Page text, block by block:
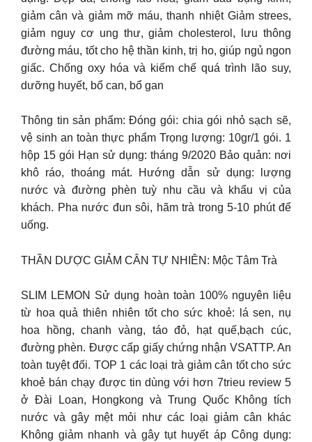
giảm cân và giảm mỡ máu, thanh nhiệt Giảm strees,
giảm nguy cơ ung thư, giảm cholesterol, lưu thông
đường máu, tốt cho hệ thần kinh, trị ho, giúp ngủ ngon
giấc. Chống oxy hóa và kiếm chế quá trình lão suy,
dưỡng huyết, bổ can, bổ gan
Thông tin sản phẩm: Đóng gói: chia gói nhỏ sạch sẽ,
vệ sinh an toàn thực phẩm Trọng lượng: 10gr/1 gói. 1
hộp 15 gói Hạn sử dụng: tháng 9/2020 Bảo quản: nơi
khô ráo, thoáng mát. Hướng dẫn sử dụng: lượng
nước và đường phèn tuỳ nhu cầu và khẩu vị của
khách. Pha nước đun sôi, hãm trà trong 5-10 phút để
uống.
THẦN DƯỢC GIẢM CÂN TỰ NHIÊN: Mộc Tâm Trà
SLIM LEMON Sử dụng hoàn toàn 100% nguyên liệu
từ hoa quả thiên nhiên tốt cho sức khoẻ: lá sen, nụ
hoa hồng, chanh vàng, táo đỏ, hạt quế,bạch cúc,
đường phèn. Được cấp giấy chứng nhận VSATTP. An
toàn tuyệt đối. TOP 1 các loại trà giảm cân tốt cho sức
khoẻ bán chạy được tin dùng với hơn 7trieu review 5
ở Đài Loan, Hongkong và Trung Quốc Không tích
nước và gây mệt mỏi như các loại giảm cân khác
Không giảm nhanh và gây tụt huyết áp Công dụng: